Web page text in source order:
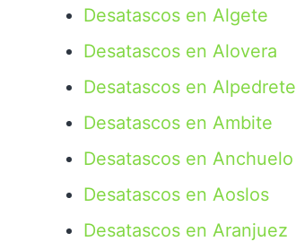
Desatascos en Algete
Desatascos en Alovera
Desatascos en Alpedrete
Desatascos en Ambite
Desatascos en Anchuelo
Desatascos en Aoslos
Desatascos en Aranjuez